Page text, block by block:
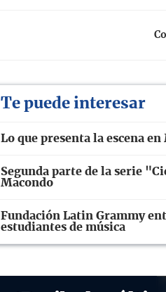
Te puede interesar
Lo que presenta la escena
Segunda parte de la serie
Macondo
Fundación Latin Grammy
estudiantes de música